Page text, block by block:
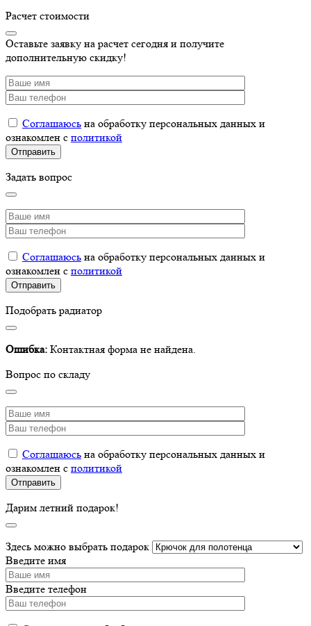
Расчет стоимости
Оставьте заявку на расчет сегодня и получите
дополнительную скидку!
Соглашаюсь на обработку персональных данных и
ознакомлен с политикой
Задать вопрос
Соглашаюсь на обработку персональных данных и
ознакомлен с политикой
Подобрать радиатор
Ошибка: Контактная форма не найдена.
Вопрос по складу
Соглашаюсь на обработку персональных данных и
ознакомлен с политикой
Дарим летний подарок!
Здесь можно выбрать подарок
Введите имя
Введите телефон